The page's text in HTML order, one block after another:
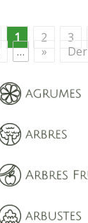
1 2 3
… »